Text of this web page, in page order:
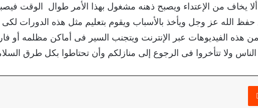
يخاف من الإعتداء ويصبح ذهنه مشغول بهذا الأمر طوال الوقت
الله عز وجل ويأخذ بالأسباب ويقوم بتعليم مثل هذه الدورات
هذه الفيديوهات عبر الإنترنت ويتجنب السير فى أماكن مظلمه أو
ولا تتأخروا فى الرجوع إلى منازلكم وأن تحتاطوا بكل طرق